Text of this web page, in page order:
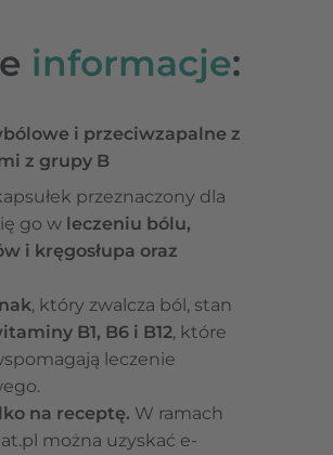
informacje:
i przeciwzapalne z
z grupy B
przeznaczony dla
go w leczeniu bólu,
i kręgosłupa oraz
, który zwalcza ból, stan
B1, B6 i B12, które
leczenie
na receptę. W ramach
można uzyskać e-